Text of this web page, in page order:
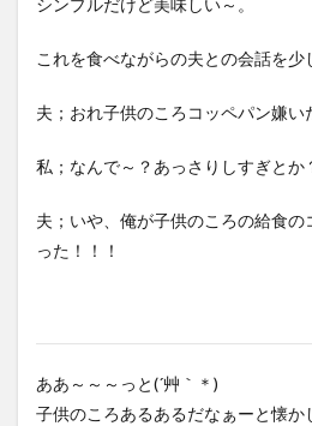
シンプルだけど美味しい～。
これを食べながらの夫との会話を少
夫；おれ子供のころコッペパン嫌い
私；なんで～？あっさりしすぎとか
夫；いや、俺が子供のころの給食
った！！！
ああ～～～っと(´艸｀＊)
子供のころあるあるだなぁーと懐か